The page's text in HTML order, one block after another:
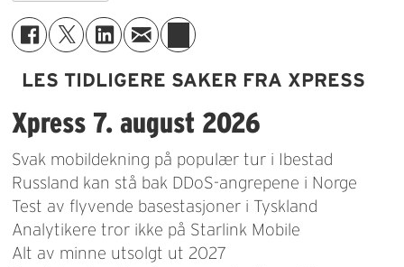
LES TIDLIGERE SAKER FRA XPRESS
Xpress 7. august 2026
Svak mobildekning på populær tur i Ibestad
Russland kan stå bak DDoS-angrepene i Norge
Test av flyvende basestasjoner i Tyskland
Analytikere tror ikke på Starlink Mobile
Alt av minne utsolgt ut 2027